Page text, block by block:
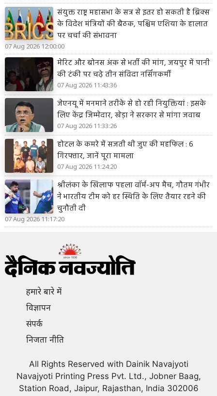
संयुक्त राष्ट्र महासभा के सत्र से इतर हो सकती है ब्रिक्स
के विदेश मंत्रियों की बैठक, पश्चिम एशिया के हालात
पर चर्चा की संभावना
07 Aug 2026 12:00:00
मेरिट और बोनस अंक से भर्ती की मांग, जयपुर में पानी
की टंकी पर चढ़े तीन संविदा नर्सिंगकर्मी
07 Aug 2026 11:43:36
जेएनयू में मनमाने तरीके से हो रही नियुक्तियां : इसके
लिए केंद्र जिम्मेदार, खेड़ा ने सरकार से मांगा जवाब
07 Aug 2026 11:33:26
होटल के कमरे में सजती थी जुए की महफिल : 6
गिरफ्तार, जानें पूरा मामला
07 Aug 2026 11:24:20
श्रीलंका के खिलाफ पहला वॉर्म-अप मैच, गौतम गंभीर
ने भारतीय टीम को हर स्थिति के लिए तैयार रहने की
चुनौती दी
07 Aug 2026 11:17:20
हमारे बारे में
विज्ञापन
संपर्क
निजता नीति
All Rights Reserved with Dainik Navajyoti
Navajyoti Printing Press Pvt. Ltd., Jobner Baag,
Station Road, Jaipur, Rajasthan, India 302006